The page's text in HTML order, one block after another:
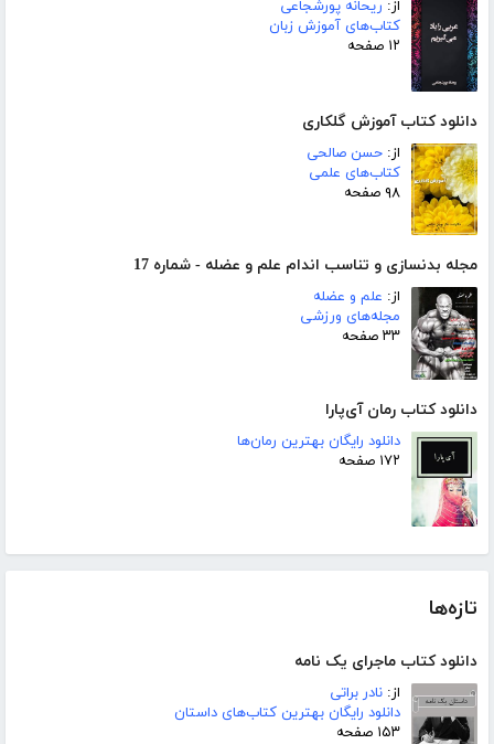
از: ریحانه پورشجاعی
کتاب‌های آموزش زبان
۱۲ صفحه
دانلود کتاب آموزش گلکاری
از: حسن صالحی
کتاب‌های علمی
۹۸ صفحه
مجله بدنسازی و تناسب اندام علم و عضله - شماره 17
از: علم و عضله
مجله‌های ورزشی
۳۳ صفحه
دانلود کتاب رمان آی‌پارا
دانلود رایگان بهترین رمان‌ها
۱۷۲ صفحه
تازه‌ها
دانلود کتاب ماجرای یک نامه
از: نادر براتی
دانلود رایگان بهترین کتاب‌های داستان
۱۵۳ صفحه